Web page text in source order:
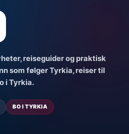
reiseguider og praktisk
som følger Tyrkia, reiser til
i Tyrkia.
BO I TYRKIA